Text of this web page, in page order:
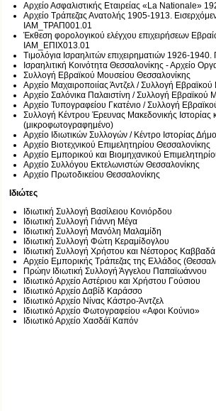
Αρχείο Ασφαλιστικής Εταιρείας «La Nationale»
Αρχείο Τράπεζας Ανατολής 1905-1913.
IAM_ΤΡΑΠ001.01
Έκθεση φορολογικού ελέγχου επιχειρήσεων
IAM_ΕΠΙΧ013.01
Τιμολόγια Ισραηλιτών επιχειρηματιών 1926-
Ισραηλιτική Κοινότητα Θεσσαλονίκης - Αρχείο
Συλλογή Εβραϊκού Μουσείου Θεσσαλονίκης
Αρχείο Μαχαιροποιίας Άντζελ / Συλλογή
Αρχείο Σαλόνικα Παλαιστίνη / Συλλογή Εβραϊκού
Αρχείο Τυπογραφείου Γκατένιο / Συλλογή
Συλλογή Κέντρου Έρευνας Μακεδονικής
(μικροφωτογραφημένο)
Αρχείο Ιδιωτικών Συλλογών / Κέντρο Ιστορίας
Αρχείο Βιοτεχνικού Επιμελητηρίου Θεσσαλονίκης
Αρχείο Εμπορικού και Βιομηχανικού
Αρχείο Συλλόγου Εκτελωνιστών Θεσσαλονίκης
Αρχείο Πρωτοδικείου Θεσσαλονίκης
Ιδιώτες
Ιδιωτική Συλλογή Βασίλειου Κονιόρδου
Ιδιωτική Συλλογή Γιάννη Μέγα
Ιδιωτική Συλλογή Μανόλη Μαλαμίδη
Ιδιωτική Συλλογή Φώτη Κεραμίδογλου
Ιδιωτική Συλλογή Χρήστου και Νέστoρος Καββαδά
Αρχείο Εμπορικής Τράπεζας της Ελλάδος
Πρώην Ιδιωτική Συλλογή Άγγελου Παπαϊωάννου
Ιδιωτικό Αρχείο Αστέριου και Χρήστου Γούσιου
Ιδιωτικό Αρχείο Δαβίδ Καράσσο
Ιδιωτικό Αρχείο Νίνας Κάστρο-Άντζελ
Ιδιωτικό Αρχείο Φωτογραφείου «Αφοι Κούνιο»
Ιδιωτικό Αρχείο Χασδάϊ Καπόν